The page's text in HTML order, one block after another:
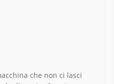
che non ci lasci